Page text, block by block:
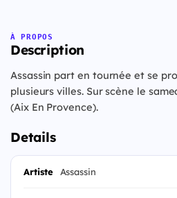
À PROPOS
Description
Assassin part en tournée et se
plusieurs villes. Sur scène le
(Aix En Provence).
Details
Artiste Assassin